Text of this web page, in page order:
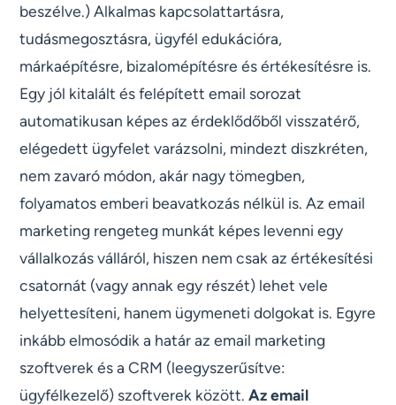
beszélve.) Alkalmas kapcsolattartásra,
tudásmegosztásra, ügyfél edukációra,
márkaépítésre, bizalomépítésre és értékesítésre is.
Egy jól kitalált és felépített email sorozat
automatikusan képes az érdeklődőből visszatérő,
elégedett ügyfelet varázsolni, mindezt diszkréten,
nem zavaró módon, akár nagy tömegben,
folyamatos emberi beavatkozás nélkül is. Az email
marketing rengeteg munkát képes levenni egy
vállalkozás válláról, hiszen nem csak az értékesítési
csatornát (vagy annak egy részét) lehet vele
helyettesíteni, hanem ügymeneti dolgokat is. Egyre
inkább elmosódik a határ az email marketing
szoftverek és a CRM (leegyszerűsítve:
ügyfélkezelő) szoftverek között.Az email